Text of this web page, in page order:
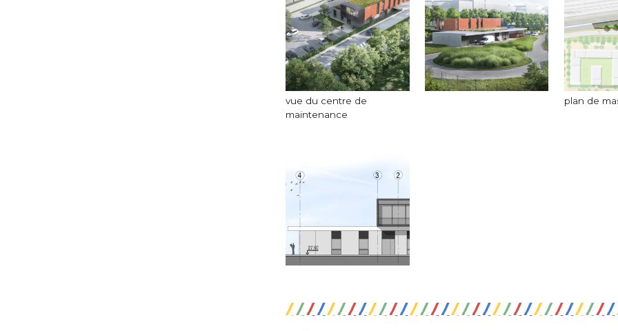
vue du centre de
maintenance
plan de